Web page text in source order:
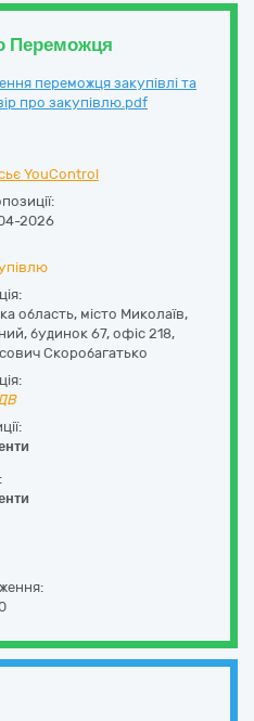
Переможця
переможця закупівлі та
про закупівлю.pdf
YouControl
2026
область, місто Миколаїв,
будинок 67, офіс 218,
Скоробагатько